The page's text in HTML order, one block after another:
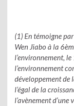
(1) En témoigne
Wen Jiabo à la
l’environnement,
l’environnement
développement de
l’égal de la
l’avènement d’une